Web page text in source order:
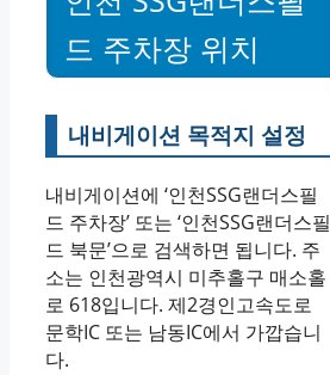
드 주차장 위치
내비게이션 목적지 설정
내비게이션에 ‘인천SSG랜더스필
드 주차장’ 또는 ‘인천SSG랜더스필
드 북문’으로 검색하면 됩니다. 주
소는 인천광역시 미추홀구 매소홀
로 618입니다. 제2경인고속도로
문학IC 또는 남동IC에서 가깝습니
다.